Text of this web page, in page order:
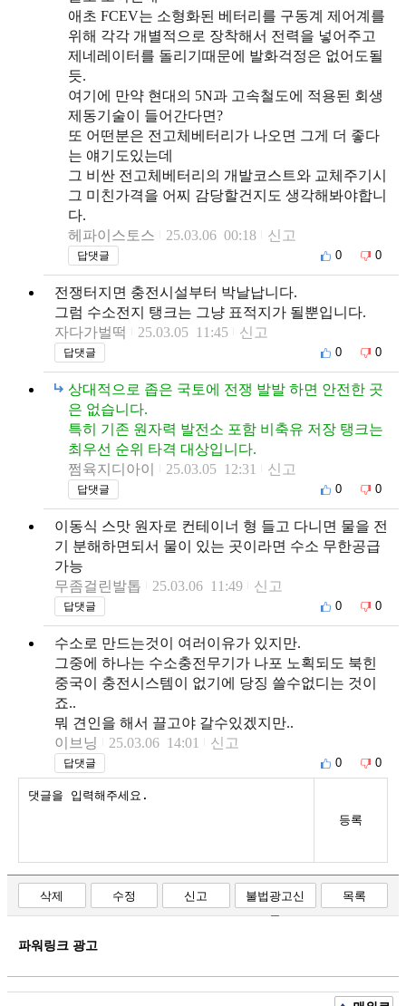
애초 FCEV는 소형화된 베터리를 구동계 제어계를
위해 각각 개별적으로 장착해서 전력을 넣어주고
제네레이터를 돌리기때문에 발화걱정은 없어도될
듯.
여기에 만약 현대의 5N과 고속철도에 적용된 회생
제동기술이 들어간다면?
또 어떤분은 전고체베터리가 나오면 그게 더 좋다
는 얘기도있는데
그 비싼 전고체베터리의 개발코스트와 교체주기시
그 미친가격을 어찌 감당할건지도 생각해봐야합니
다.
헤파이스토스
25.03.06 00:18 신고
답댓글 0 0
전쟁터지면 충전시설부터 박날납니다.
그럼 수소전지 탱크는 그냥 표적지가 될뿐입니다.
자다가벌떡
25.03.05 11:45 신고
답댓글 0 0
상대적으로 좁은 국토에 전쟁 발발 하면 안전한 곳
은 없습니다.
특히 기존 원자력 발전소 포함 비축유 저장 탱크는
최우선 순위 타격 대상입니다.
쩜육지디아이
25.03.05 12:31 신고
답댓글 0 0
이동식 스맛 원자로 컨테이너 형 들고 다니면 물을 전
기 분해하면되서 물이 있는 곳이라면 수소 무한공급
가능
무좀걸린발톱
25.03.06 11:49 신고
답댓글 0 0
수소로 만드는것이 여러이유가 있지만.
그중에 하나는 수소충전무기가 나포 노획되도 북힌
중국이 충전시스템이 없기에 당징 쓸수없디는 것이
죠..
뭐 견인을 해서 끌고야 갈수있겠지만..
이브닝
25.03.06 14:01 신고
답댓글 0 0
등록
삭제 수정 신고
불법광고신
고
목록
파워링크 광고